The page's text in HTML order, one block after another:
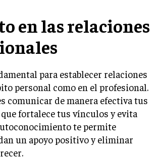
en las relaciones
para establecer relaciones
personal como en el profesional.
comunicar de manera efectiva tus
fortalece tus vínculos y evita
te permite
un apoyo positivo y eliminar